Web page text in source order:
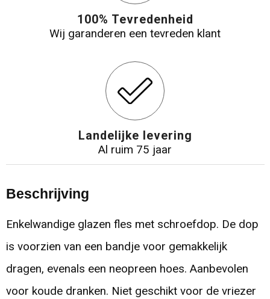
100% Tevredenheid
Wij garanderen een tevreden klant
Landelijke levering
Al ruim 75 jaar
Beschrijving
Enkelwandige glazen fles met schroefdop. De dop
is voorzien van een bandje voor gemakkelijk
dragen, evenals een neopreen hoes. Aanbevolen
voor koude dranken. Niet geschikt voor de vriezer